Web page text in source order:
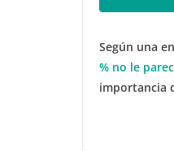
Según una
% no le
importancia